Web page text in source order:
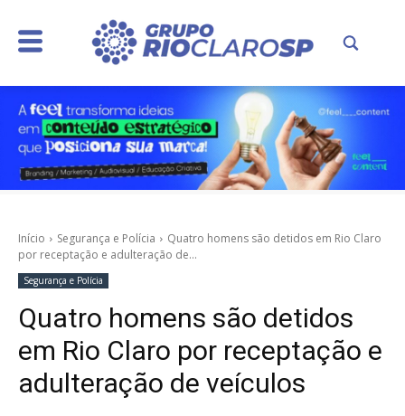
Início Segurança e Polícia
Quatro homens são detidos em Rio Claro
por receptação e adulteração de...
Segurança e Polícia
Quatro homens são detidos
em Rio Claro por receptação e
adulteração de veículos